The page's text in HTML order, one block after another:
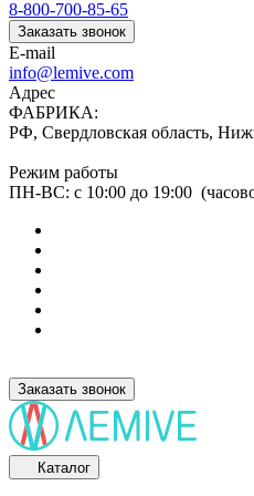
8-800-700-85-65
Заказать звонок
E-mail
info@lemive.com
Адрес
ФАБРИКА:
РФ, Свердловская область,
Режим работы
ПН-ВС: с 10:00 до 19:00
Заказать звонок
Каталог